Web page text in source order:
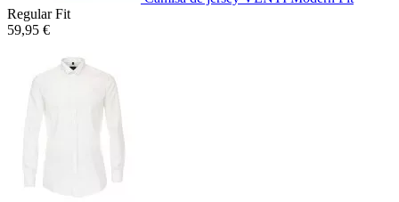
Regular Fit
59,95 €